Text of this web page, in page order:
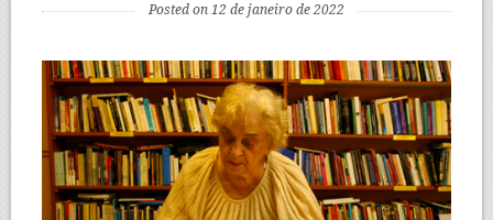
Posted on 12 de janeiro de 2022